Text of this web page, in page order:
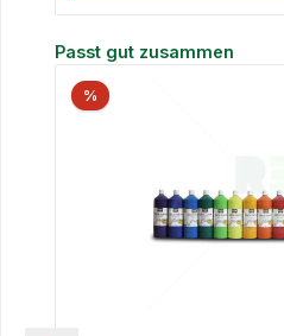
Produktgalerie überspringen
Passt gut zusammen
%